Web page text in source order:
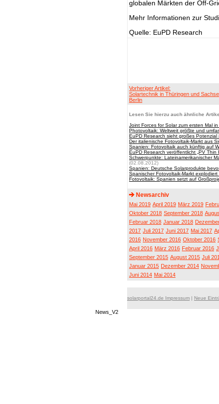
globalen Märkten der Off-
Mehr Informationen zur
Quelle: EuPD Research
Vorheriger Artikel:
Solartechnik in Thüringen und
Berlin
Lesen Sie hierzu auch ähnliche
Joint Forces for Solar zum ersten Mal in
Photovoltaik: Weltweit größte und
EuPD Research sieht großes Potenzial
Der italienische Fotovoltaik-Markt aus
Spanien: Fotovoltaik auch künftig auf
EuPD Research veröffentlicht „PV Thin
Schwerpunkte: Lateinamerikanischer
(02.08.2012)
Spanien: Deutsche Solarprodukte
Spanischer Fotovoltaik-Markt
Fotovoltaik: Spanien setzt auf
Newsarchiv
Mai 2019 April 2019 März 2019
Oktober 2018 September 2018
Februar 2018 Januar 2018
2017 Juli 2017 Juni 2017 Mai 2017
2016 November 2016 Oktober 2016
April 2016 März 2016 Februar 2016
September 2015 August 2015 Juli
Januar 2015 Dezember 2014
Juni 2014 Mai 2014
solarportal24.de Impressum | Neue
News_V2